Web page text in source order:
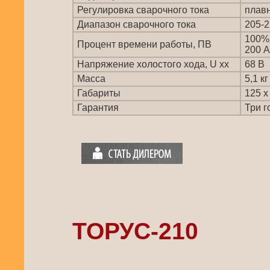
Регулировка сварочного тока
Диапазон сварочного тока
205-
Процент времени работы, ПВ
200 А
Напряжение холостого хода, U xx
68 В
Масса
5,1 кг
Габариты
125
Гарантия
Три
ТОРУС-210